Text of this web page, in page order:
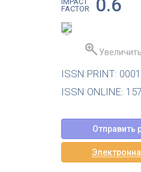
FACTOR
0.6
Увеличить
ISSN PRINT:
ISSN ONLINE:
Отправить